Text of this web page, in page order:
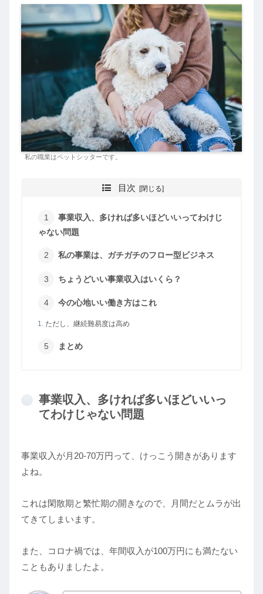
私の職業はペットシッターです。
目次
事業収入、多ければ多いほどいいってわけじ
ゃない問題
私の事業は、ガチガチのフロー型ビジネス
ちょうどいい事業収入はいくら？
今の心地いい働き方はこれ
ただし、継続難易度は高め
まとめ
事業収入、多ければ多いほどいいっ
てわけじゃない問題
事業収入が月20-70万円って、けっこう開きがあります
よね。
これは閑散期と繁忙期の開きなので、月間だとムラが出
てきてしまいます。
また、コロナ禍では、年間収入が100万円にも満たない
こともありましたよ。